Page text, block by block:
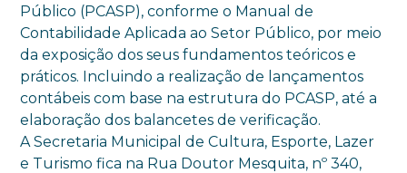
Público (PCASP), conforme o Manual de
Contabilidade Aplicada ao Setor Público, por meio
da exposição dos seus fundamentos teóricos e
práticos. Incluindo a realização de lançamentos
contábeis com base na estrutura do PCASP, até a
elaboração dos balancetes de verificação.
A Secretaria Municipal de Cultura, Esporte, Lazer
e Turismo fica na Rua Doutor Mesquita, nº 340,